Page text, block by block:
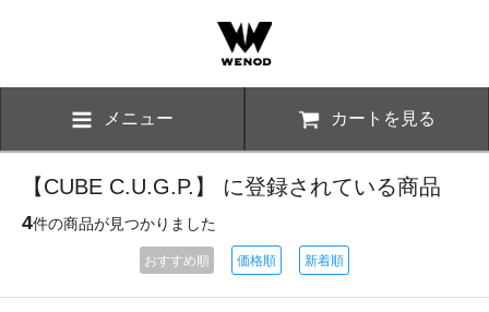
メニュー カートを見る
【CUBE C.U.G.P.】 に登録されている商品
4件の商品が見つかりました
おすすめ順 価格順 新着順